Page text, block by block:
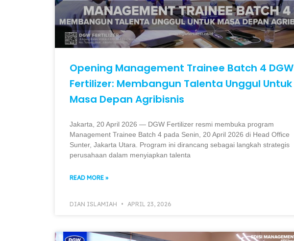
Opening Management Trainee Batch 4 DGW
Fertilizer: Membangun Talenta Unggul Untuk
Masa Depan Agribisnis
Jakarta, 20 April 2026 — DGW Fertilizer resmi membuka program
Management Trainee Batch 4 pada Senin, 20 April 2026 di Head Office
Sunter, Jakarta Utara. Program ini dirancang sebagai langkah strategis
perusahaan dalam menyiapkan talenta
READ MORE »
DIAN ISLAMIAH APRIL 23, 2026